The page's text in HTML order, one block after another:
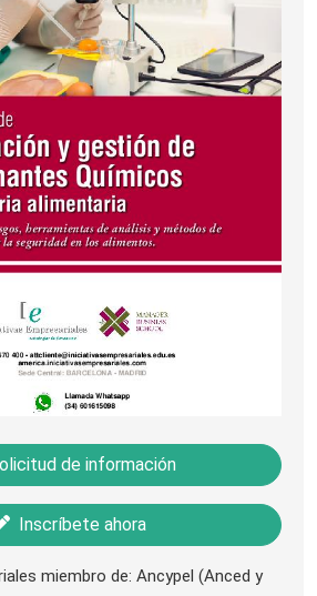
de información
Inscríbete ahora
miembro de: Ancypel (Anced y